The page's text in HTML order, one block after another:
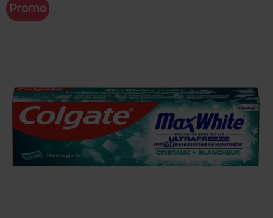
Promo